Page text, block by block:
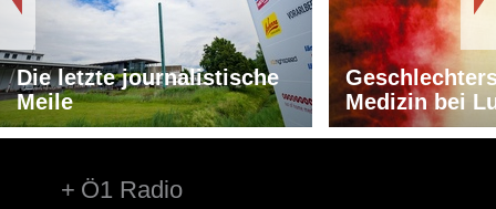
Die letzte journalistische
Meile
Medizin bei
Ö1 Radio